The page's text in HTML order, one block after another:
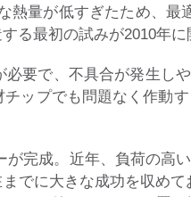
量が低すぎたため、
る最初の試みが2010年に
要で、不具合が発生し
ップでも問題なく作動
完成。近年、負荷の高
でに大きな成功を収め